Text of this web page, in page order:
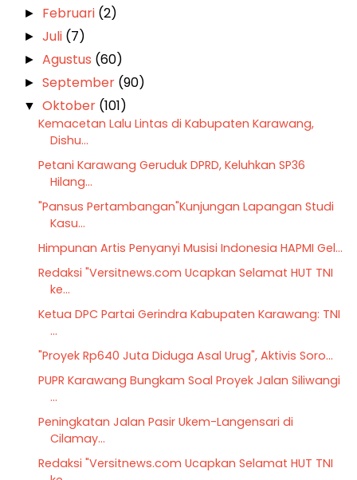
► Februari (2)
►Juli (7)
► Agustus (60)
►September (90)
▼Oktober (101)
Kemacetan Lalu Lintas di Kabupaten Karawang,
Dishu...
Petani Karawang Geruduk DPRD, Keluhkan SP36
Hilang...
"Pansus Pertambangan"Kunjungan Lapangan Studi
Kasu...
Himpunan Artis Penyanyi Musisi Indonesia HAPMI Gel...
Redaksi "Versitnews.com Ucapkan Selamat HUT TNI
ke...
Ketua DPC Partai Gerindra Kabupaten Karawang: TNI
...
"Proyek Rp640 Juta Diduga Asal Urug", Aktivis Soro...
PUPR Karawang Bungkam Soal Proyek Jalan Siliwangi
...
Peningkatan Jalan Pasir Ukem-Langensari di
Cilamay...
Redaksi "Versitnews.com Ucapkan Selamat HUT TNI